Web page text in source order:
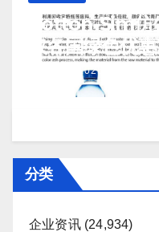
Cotton-Sim仿
取各国绿色优
J 7 月, 2026
分类
企业资讯(24,934)